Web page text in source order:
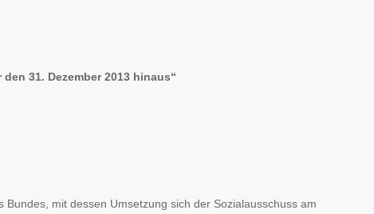
31. Dezember 2013 hinaus“
Bundes, mit dessen Umsetzung sich der Sozialausschuss am